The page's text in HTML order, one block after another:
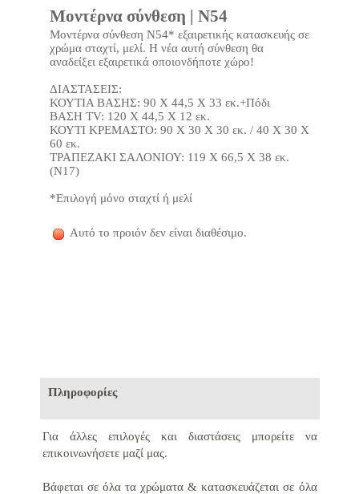
Μοντέρνα σύνθεση | N54
Μοντέρνα σύνθεση Ν54* εξαιρετικής κατασκευής σε
χρώμα σταχτί, μελί. Η νέα αυτή σύνθεση θα
αναδείξει εξαιρετικά οποιονδήποτε χώρο!
ΔΙΑΣΤΑΣΕΙΣ:
ΚΟΥΤΙΑ ΒΑΣΗΣ: 90 Χ 44,5 Χ 33 εκ.+Πόδι
ΒΑΣΗ TV: 120 Χ 44,5 Χ 12 εκ.
ΚΟΥΤΙ ΚΡΕΜΑΣΤΟ: 90 Χ 30 Χ 30 εκ. / 40 Χ 30 Χ
60 εκ.
ΤΡΑΠΕΖΑΚΙ ΣΑΛΟΝΙΟΥ: 119 Χ 66,5 Χ 38 εκ.
(Ν17)
*Επιλογή μόνο σταχτί ή μελί
Αυτό το προιόν δεν είναι διαθέσιμο.
Πληροφορίες
Για άλλες επιλογές και διαστάσεις μπορείτε να
επικοινωνήσετε μαζί μας.
Βάφεται σε όλα τα χρώματα &κατασκευάζεται σε όλα